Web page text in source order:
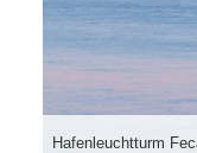
Hafenleuchtturm